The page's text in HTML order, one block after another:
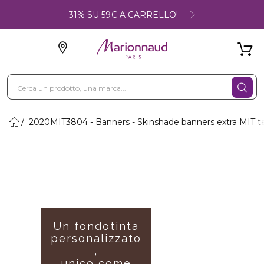
-31% SU 59€ A CARRELLO!
2020MIT3804 - Banners - Skinshade banners extra MIT
Un fondotinta
personalizzato
,